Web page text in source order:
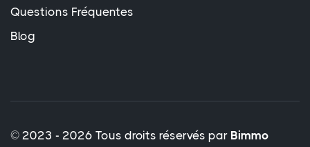
Questions Fréquentes
Blog
© 2023 - 2026 Tous droits réservés par Bimmo